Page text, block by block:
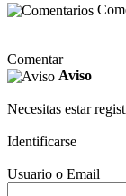
Comentar
Aviso
Necesitas estar
Identificarse
Usuario o Email